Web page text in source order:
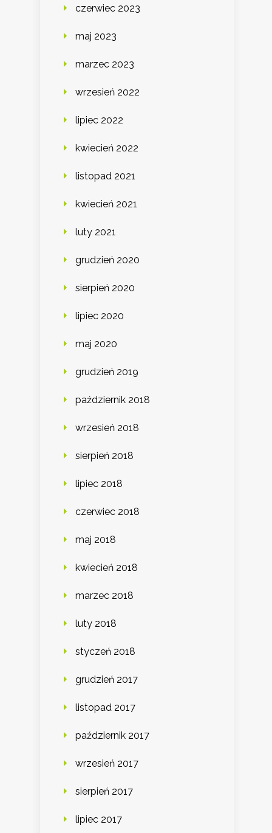
czerwiec 2023
maj 2023
marzec 2023
wrzesień 2022
lipiec 2022
kwiecień 2022
listopad 2021
kwiecień 2021
luty 2021
grudzień 2020
sierpień 2020
lipiec 2020
maj 2020
grudzień 2019
październik 2018
wrzesień 2018
sierpień 2018
lipiec 2018
czerwiec 2018
maj 2018
kwiecień 2018
marzec 2018
luty 2018
styczeń 2018
grudzień 2017
listopad 2017
październik 2017
wrzesień 2017
sierpień 2017
lipiec 2017